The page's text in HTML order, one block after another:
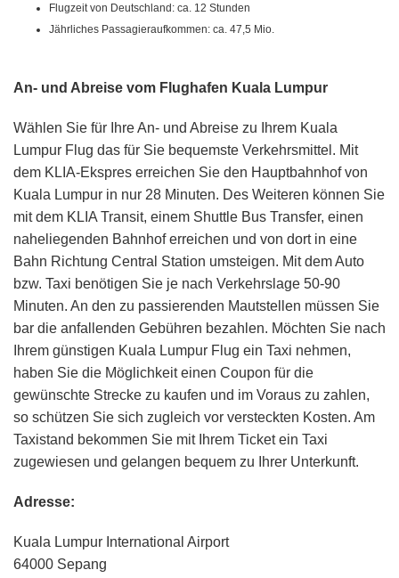
Flugzeit von Deutschland: ca. 12 Stunden
Jährliches Passagieraufkommen: ca. 47,5 Mio.
An- und Abreise vom Flughafen Kuala Lumpur
Wählen Sie für Ihre An- und Abreise zu Ihrem Kuala
Lumpur Flug das für Sie bequemste Verkehrsmittel. Mit
dem KLIA-Ekspres erreichen Sie den Hauptbahnhof von
Kuala Lumpur in nur 28 Minuten. Des Weiteren können Sie
mit dem KLIA Transit, einem Shuttle Bus Transfer, einen
naheliegenden Bahnhof erreichen und von dort in eine
Bahn Richtung Central Station umsteigen. Mit dem Auto
bzw. Taxi benötigen Sie je nach Verkehrslage 50-90
Minuten. An den zu passierenden Mautstellen müssen Sie
bar die anfallenden Gebühren bezahlen. Möchten Sie nach
Ihrem günstigen Kuala Lumpur Flug ein Taxi nehmen,
haben Sie die Möglichkeit einen Coupon für die
gewünschte Strecke zu kaufen und im Voraus zu zahlen,
so schützen Sie sich zugleich vor versteckten Kosten. Am
Taxistand bekommen Sie mit Ihrem Ticket ein Taxi
zugewiesen und gelangen bequem zu Ihrer Unterkunft.
Adresse:
Kuala Lumpur International Airport
64000 Sepang